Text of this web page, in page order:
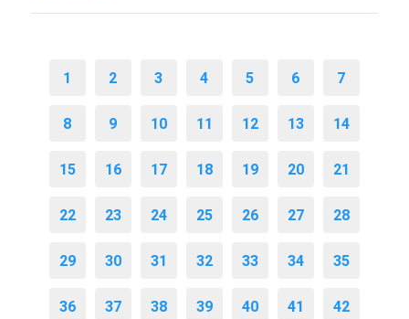
1 2 3 4 5 6 7
8 9 10 11 12 13 14
15 16 17 18 19 20 21
22 23 24 25 26 27 28
29 30 31 32 33 34 35
36 37 38 39 40 41 42